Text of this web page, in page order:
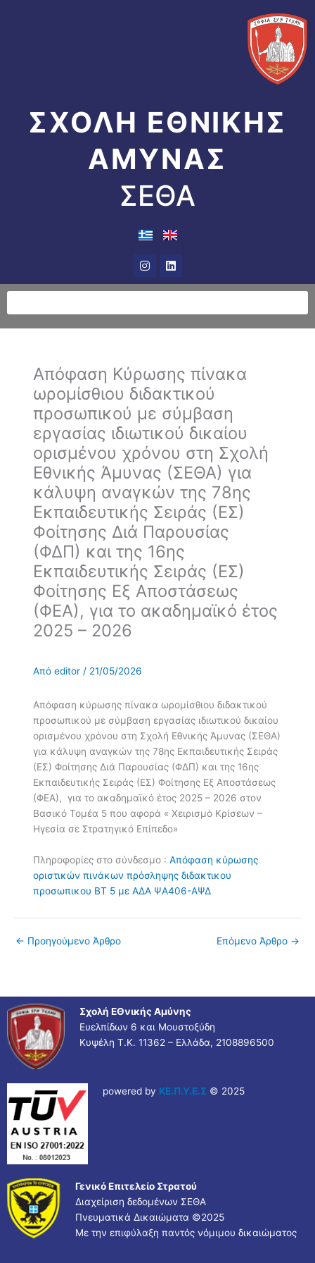
ΣΧΟΛΗ ΕΘΝΙΚΗΣ
ΑΜΥΝΑΣ
ΣΕΘΑ
InstagramLinkedin
Απόφαση Κύρωσης πίνακα
ωρομίσθιου διδακτικού
προσωπικού με σύμβαση
εργασίας ιδιωτικού δικαίου
ορισμένου χρόνου στη Σχολή
Εθνικής Άμυνας (ΣΕΘΑ) για
κάλυψη αναγκών της 78ης
Εκπαιδευτικής Σειράς (ΕΣ)
Φοίτησης Διά Παρουσίας
(ΦΔΠ) και της 16ης
Εκπαιδευτικής Σειράς (ΕΣ)
Φοίτησης Εξ Αποστάσεως
(ΦΕΑ), για το ακαδημαϊκό έτος
2025 – 2026
Απόeditor / 21/05/2026
Απόφαση κύρωσης πίνακα ωρομίσθιου διδακτικού
προσωπικού με σύμβαση εργασίας ιδιωτικού δικαίου
ορισμένου χρόνου στη Σχολή Εθνικής Άμυνας (ΣΕΘΑ)
για κάλυψη αναγκών της 78ης Εκπαιδευτικής Σειράς
(ΕΣ) Φοίτησης Διά Παρουσίας (ΦΔΠ) και της 16ης
Εκπαιδευτικής Σειράς (ΕΣ) Φοίτησης Εξ Αποστάσεως
(ΦΕΑ), για το ακαδημαϊκό έτος 2025 – 2026 στον
Βασικό Τομέα 5 που αφορά « Χειρισμό Κρίσεων –
Ηγεσία σε Στρατηγικό Επίπεδο»
Πληροφορίες στο σύνδεσμο :Απόφαση κύρωσης
οριστικών πινάκων πρόσληψης διδακτικου
προσωπικου ΒΤ 5 με ΑΔΑ ΨΑ406-ΑΨΔ
← Προηγούμενο Άρθρο Επόμενο Άρθρο →
Σχολή ΕΘνικής Αμύνης
Ευελπίδων 6 και Μουστοξύδη
Κυψέλη Τ.Κ. 11362 – Ελλάδα, 2108896500
powered by ΚΕ.Π.Υ.Ε.Σ © 2025
Γενικό Επιτελείο Στρατού
Διαχείριση δεδομένων ΣΕΘΑ
Πνευματικά Δικαιώματα ©2025
Με την επιφύλαξη παντός νόμιμου δικαιώματος